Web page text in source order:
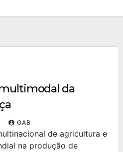
da
GAB
de agricultura e
na produção de